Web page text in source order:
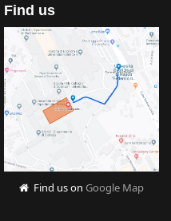
Find us
Find us on Google Map